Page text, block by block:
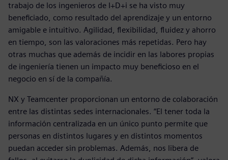
trabajo de los ingenieros de I+D+i se ha visto muy
beneficiado, como resultado del aprendizaje y un entorno
amigable e intuitivo. Agilidad, flexibilidad, fluidez y ahorro
en tiempo, son las valoraciones más repetidas. Pero hay
otras muchas que además de incidir en las labores propias
de ingeniería tienen un impacto muy beneficioso en el
negocio en sí de la compañía.
NX y Teamcenter proporcionan un entorno de colaboración
entre las distintas sedes internacionales. “El tener toda la
información centralizada en un único punto permite que
personas en distintos lugares y en distintos momentos
puedan acceder sin problemas. Además, nos libera de